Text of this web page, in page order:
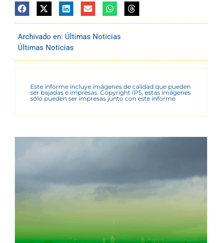
Archivado en: Últimas Noticias
Últimas Noticias
Este informe incluye imágenes de calidad que pueden
ser bajadas e impresas. Copyright IPS, estas imágenes
sólo pueden ser impresas junto con este informe